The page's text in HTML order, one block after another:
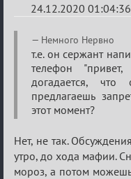
24.12.2020 01:04:36
Re:
Ценная
игровая
информация
Немного Нервно
т.е. он сержант
телефон
догадается,
предлагаешь
этот момент?
Нет, не так.
утро, до хода мафии.
мороз, а потом